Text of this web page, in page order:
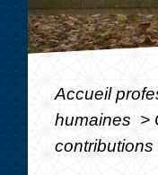
Accueil
humaines >